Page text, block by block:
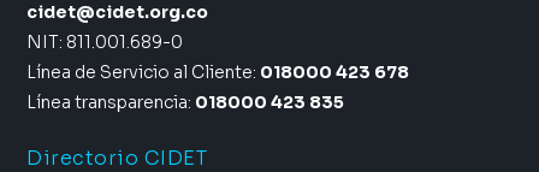
cidet@cidet.org.co
NIT: 811.001.689-0
Línea de Servicio al Cliente: 018000 423 678
Línea transparencia: 018000 423 835
Directorio CIDET